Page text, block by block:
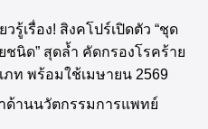
วรู้เรื่อง! สิงคโปร์เปิดตัว “ชุด
ชนิด” สุดล้ำ คัดกรองโรคร้าย
ภท พร้อมใช้เมษายน 2569
ด้านนวัตกรรมการแพทย์